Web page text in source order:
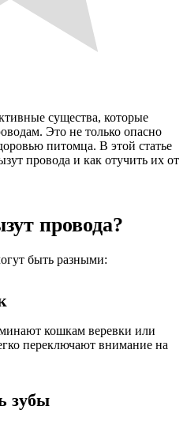
существа, которые
Это не только опасно
питомца. В этой статье
провода и как отучить их от
провода?
быть разными:
кошкам веревки или
переключают внимание на
зубы